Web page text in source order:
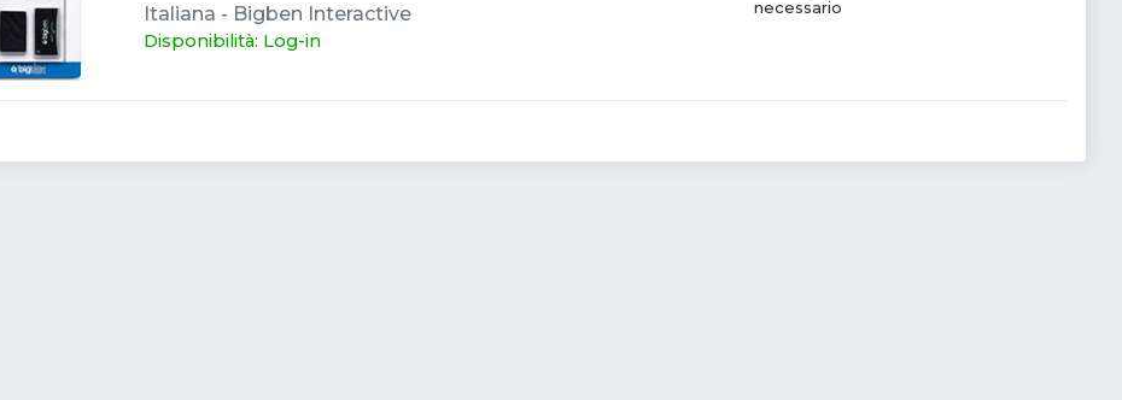
Italiana - Bigben Interactive
Disponibilità: Log-in
necessario